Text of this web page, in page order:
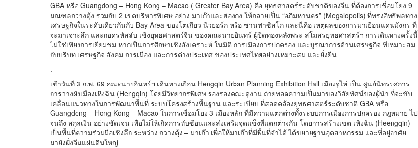
GBA หรือ Guangdong – Hong Kong – Macao ( Greater Bay Area) คือ ยุทธศาสตร์ระดับชาติของจีน ที่ต้องการเชื่อมโยง 9
มณฑลกวางตุ้ง รวมกับ 2 เขตบริหารพิเศษ อย่าง มาเก๊าและฮ่องกง ให้กลายเป็น “อภิมหานคร” (Megalopolis) ที่ทรงอิทธิพลทาง
เศรษฐกิจในระดับเดียวกันกับ Bay Area ของโตเกียว นิวยอร์ก หรือ ซานฟาซิสโก และนี่คือ เหตุผลของการมาเยือนแดนมังกร ที่
จะมาเจาะลึก และถอดรหัสลับ เชิงยุทธศาสตร์จีน ของคณะนายอินทร์ ผู้ปิดทองหลังพระ สโมสรยุทธศาสตร์ฯ การเดินทางครั้งนี้
ไม่ใช่เพียงการเยี่ยมชม หากเป็นการศึกษาเชิงสังเคราะห์ ในมิติ การเมืองการปกครอง และบูรณาการด้านเศรษฐกิจ ที่เหมาะสม
กับบริบท เศรษฐกิจ สังคม การเมือง และการต่างประเทศ ของประเทศไทยอย่างเหมาะสม และยั่งยืน
.
เช้าวันที่ 3 ก.พ. 69 คณะนายอินทร์ฯ เดินทางเยือน Hengqin Urban Planning Exhibition Hall เมืองจูไห่ เป็น ศูนย์นิทรรศการ
การวางผังเมืองเหิงฉิน (Hengqin) โดยมีวิทยากรพิเศษ รองรองคณะดูงาน ถ่ายทอดความเป็นมาของวิสัยทัศน์ของผู้นำ ที่จะขับ
เคลื่อนแนวทางในการพัฒนาพื้นที่ ระบบโครงสร้างพื้นฐาน และระเบียบ ที่สอดคล้องยุทธศาสตร์ระดับชาติ GBA หรือ
Guangdong – Hong Kong – Macao ในการเชื่อมโยง 3 เมืองหลัก ที่มีความแตกต่างทั้งระบบการเมืองการปกครอง กฎหมาย ไป
จนถึง สกุลเงิน อย่างชัดเจน เพื่อไม่ให้เกิดการทับซ้อนและส่งเสริมจุดแข็งที่แตกต่างกัน โดยการสร้างเขต เหิงฉิน (Heengqin)
เป็นพื้นที่ความร่วมมือเชิงลึก ระหว่าง กวางตุ้ง – มาเก๊า เพื่อให้มาเก๊าที่มีพื้นที่จำได้ ได้ขยายฐานอุตสาหกรรม และที่อยู่อาศัย
มายังฝั่งจีนแผ่นดินใหญ่